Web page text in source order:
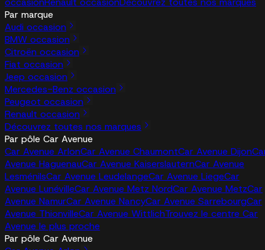
Par marque
Audi occasion
BMW occasion
Citroën occasion
Fiat occasion
Jeep occasion
Mercedes-Benz occasion
Peugeot occasion
Renault occasion
Découvrez toutes nos marques
Par pôle Car Avenue
Car Avenue ArlonCar Avenue ChaumontCar Avenue Dijon
Avenue HaguenauCar Avenue KaiserslauternCar Avenue
LesménilsCar Avenue LeudelangeCar Avenue LiegeCar
Avenue LunévilleCar Avenue Metz NordCar Avenue MetzCar
Avenue NamurCar Avenue NancyCar Avenue SarrebourgCar
Avenue ThionvilleCar Avenue WittlichTrouvez le centre Car
Avenue le plus proche
Par pôle Car Avenue